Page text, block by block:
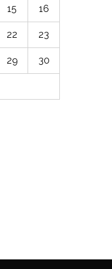
15 16
22 23
29 30